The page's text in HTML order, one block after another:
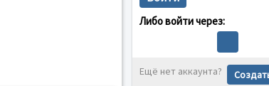
Либо войти через:
Ещё нет аккаунта?